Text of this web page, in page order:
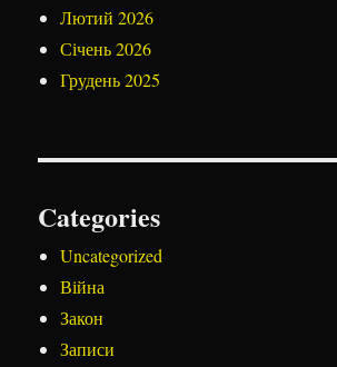
Лютий 2026
Січень 2026
Грудень 2025
Categories
Uncategorized
Війна
Закон
Записи